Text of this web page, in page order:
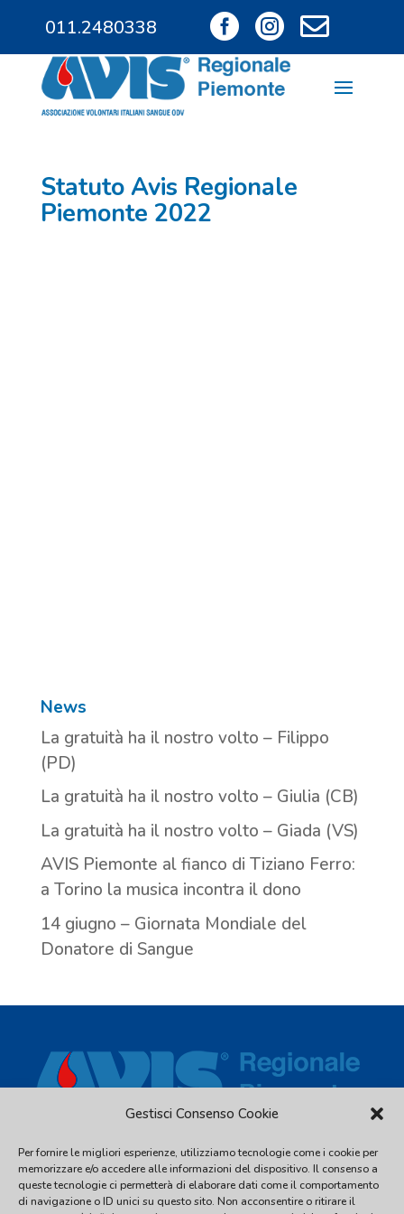
Gestisci Consenso Cookie
Per fornire le migliori esperienze, utilizziamo tecnologie come i cookie per
memorizzare e/o accedere alle informazioni del dispositivo. Il consenso a
queste tecnologie ci permetterà di elaborare dati come il comportamento
di navigazione o ID unici su questo sito. Non acconsentire o ritirare il
011.2480338
011.9685828
  
Statuto Avis Regionale
Piemonte 2022
News
La gratuità ha il nostro volto – Filippo
(PD)
La gratuità ha il nostro volto – Giulia (CB)
La gratuità ha il nostro volto – Giada (VS)
AVIS Piemonte al fianco di Tiziano Ferro:
a Torino la musica incontra il dono
14 giugno – Giornata Mondiale del
Donatore di Sangue
Via Piave, 54 - 10044 Pianezza (TO) - C.F. 97539810016 - Tel.
011.2480338
info@avispiemonte.it- avispiemonte@pec.avispiemonte.it